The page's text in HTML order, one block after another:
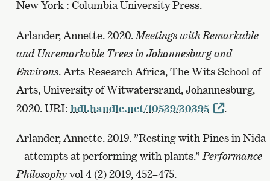
New York : Columbia University Press.
Arlander, Annette. 2020.Meetings with Remarkable
and Unremarkable Trees in Johannesburg and
Environs. Arts Research Africa, The Wits School of
Arts, University of Witwatersrand, Johannesburg,
2020. URI: hdl.handle.net/10539/30395 .
Arlander, Annette. 2019. ”Resting with Pines in Nida
– attempts at performing with plants.” Performance
Philosophyvol 4 (2) 2019, 452–475.